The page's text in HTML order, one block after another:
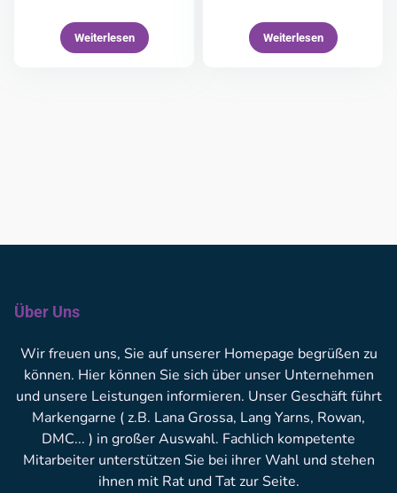
Weiterlesen Weiterlesen
Über Uns
Wir freuen uns, Sie auf unserer Homepage begrüßen zu
können. Hier können Sie sich über unser Unternehmen
und unsere Leistungen informieren. Unser Geschäft führt
Markengarne ( z.B. Lana Grossa, Lang Yarns, Rowan,
DMC... ) in großer Auswahl. Fachlich kompetente
Mitarbeiter unterstützen Sie bei ihrer Wahl und stehen
ihnen mit Rat und Tat zur Seite.